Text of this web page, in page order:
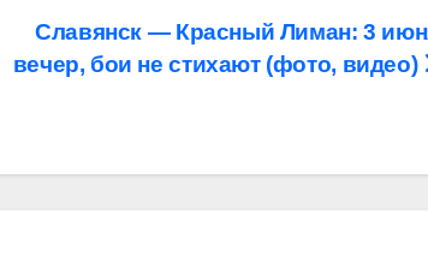
Славянск — Красный Лиман: 3
вечер, бои не стихают (фото, видео)